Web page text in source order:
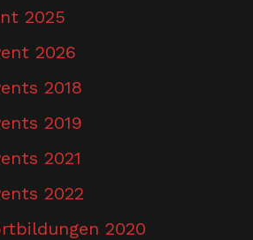
2025
2026
2018
2019
2021
2022
2020